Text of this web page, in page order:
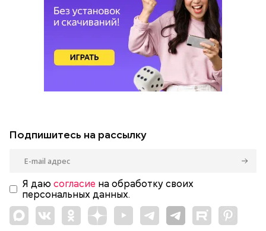
Подпишитесь на рассылку
Я даю согласие на обработку своих
персональных данных.